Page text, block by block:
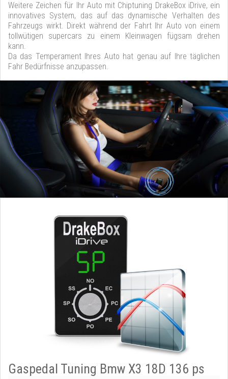
Weitere Zeichen für Ihr Auto mit Chiptuning DrakeBox iDrive, ein
innovatives System, das auf das dynamische Verhalten des
Fahrzeugs wirkt. Direkt während der Fahrt Ihr Auto von einem
tollwütigen supercars zu einem Kleinwagen fügsam drehen
kann.
Da das Temperament Ihres Auto hat genau auf Ihre täglichen
Fahr Bedürfnisse anzupassen.
Gaspedal Tuning Bmw X3 18D 136 ps